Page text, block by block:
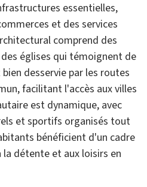
essentielles,
et des services
comprend des
églises qui témoignent de
desservie par les routes
facilitant l'accès aux villes
est dynamique, avec
et sportifs organisés tout
bénéficient d'un cadre
la détente et aux loisirs en